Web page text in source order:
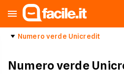
Numero verde Unicredit
Numero verde